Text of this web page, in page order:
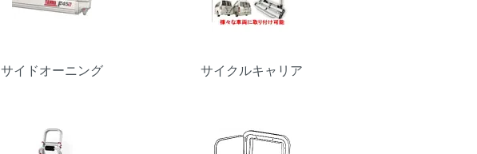
サイドオーニング サイクルキャリア